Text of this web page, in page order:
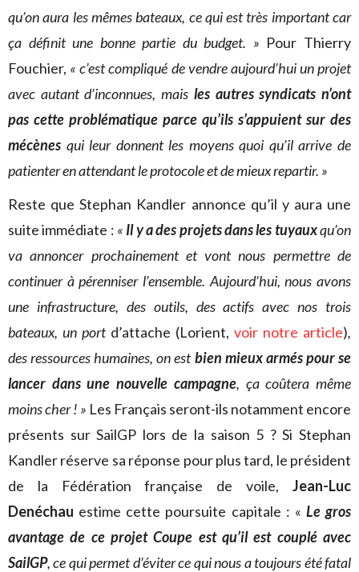
qu’on aura les mêmes bateaux, ce qui est très important car
ça définit une bonne partie du budget. » Pour Thierry
Fouchier, « c’est compliqué de vendre aujourd’hui un projet
avec autant d’inconnues, mais les autres syndicats n’ont
pas cette problématique parce qu’ils s’appuient sur des
mécènes qui leur donnent les moyens quoi qu’il arrive de
patienter en attendant le protocole et de mieux repartir. »
Reste que Stephan Kandler annonce qu’il y aura une
suite immédiate : « Il y a des projets dans les tuyauxqu’on
va annoncer prochainement et vont nous permettre de
continuer à pérenniser l’ensemble. Aujourd’hui, nous avons
une infrastructure, des outils, des actifs avec nos trois
bateaux, un port d’attache (Lorient, voir notre article),
des ressources humaines, on estbien mieux armés pour se
lancer dans une nouvelle campagne, ça coûtera même
moins cher ! » Les Français seront-ils notamment encore
présents sur SailGP lors de la saison 5 ? Si Stephan
Kandler réserve sa réponse pour plus tard, le président
de la Fédération française de voile, Jean-Luc
Denéchau estime cette poursuite capitale : « Le gros
avantage de ce projet Coupe est qu’il est couplé avec
SailGP, ce qui permet d’éviter ce qui nous a toujours été fatal